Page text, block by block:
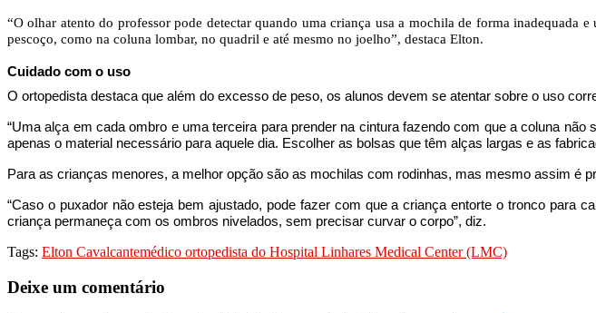
“O olhar atento do professor pode detectar quando uma criança usa a mochila de forma inadequada
pescoço, como na coluna lombar, no quadril e até mesmo no joelho”, destaca Elton.
Cuidado com o uso
O ortopedista destaca que além do excesso de peso, os alunos devem se atentar sobre o uso
“Uma alça em cada ombro e uma terceira para prender na cintura fazendo com que a coluna
apenas o material necessário para aquele dia. Escolher as bolsas que têm alças largas e as
Para as crianças menores, a melhor opção são as mochilas com rodinhas, mas mesmo assim é
“Caso o puxador não esteja bem ajustado, pode fazer com que a criança entorte o tronco para
criança permaneça com os ombros nivelados, sem precisar curvar o corpo”, diz.
Tags: Elton Cavalcantemédico ortopedista do Hospital Linhares Medical Center (LMC)
Deixe um comentário